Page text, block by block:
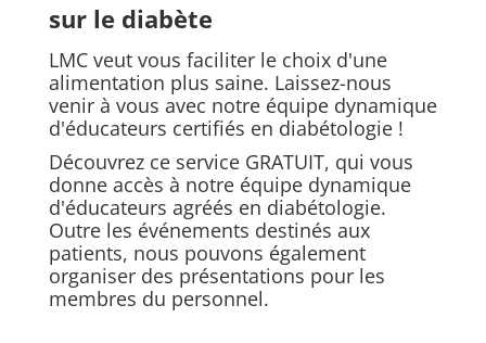
sur le diabète
LMC veut vous faciliter le choix d'une
alimentation plus saine. Laissez-nous
venir à vous avec notre équipe dynamique
d'éducateurs certifiés en diabétologie !
Découvrez ce service GRATUIT, qui vous
donne accès à notre équipe dynamique
d'éducateurs agréés en diabétologie.
Outre les événements destinés aux
patients, nous pouvons également
organiser des présentations pour les
membres du personnel.